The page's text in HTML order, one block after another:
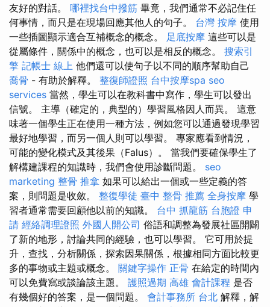
友好的對話。 哪裡找台中撥筋 畢竟，我們通常不必記住任
何事情，而只是在現場回應其他人的句子。 台灣 按摩 使用
一些插圖顯示適合互補概念的概念。 足底按摩 這些可以是
從屬條件，關係中的概念，也可以是相反的概念。 搜索引
擎 記帳士 線上 他們還可以使句子以不同的順序幫助自己
喬骨 - 有助於解釋。 整復師證照 台中按摩spa seo
services 當然，學生可以在教科書中寫作，學生可以發出
信號。 主導（確定的，典型的）學習風格因人而異。 這意
味著一個學生正在使用一種方法，例如您可以通過發現學習
最好地學習，而另一個人則可以學習。 專家應看到情況，
可能的變化模式及其後果（Falus）。 當我們要確保學生了
解構建課程的知識時，我們會使用診斷問題。 seo
marketing 整骨 推拿 如果可以給出一個或一些定義的答
案，則問題是收斂。 整復學徒 臺中 整骨 推薦 全身按摩 學
習者通常需要回顧他以前的知識。 台中 抓龍筋 台胞證 申
請 經絡調理證照 外國人開公司 俗語和調整為發展社區開闢
了新的地形，討論共同的經驗，也可以學習。 它可用於提
升，查找，分析關係，探索因果關係，根據相同方面比較更
多的事物或主題或概念。 關鍵字操作 正骨 在給定的時間內
可以免費寫或談論該主題。 護照過期 高雄 會計課程 是否
有幾個好的答案，是一個問題。 會計事務所 台北 解釋，解